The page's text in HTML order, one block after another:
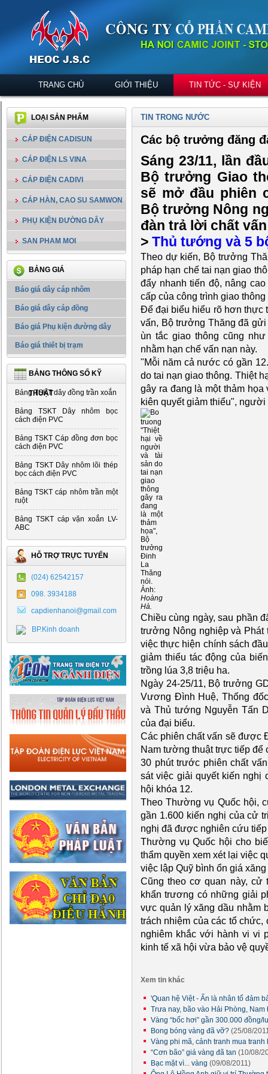
TRANG CHỦ GIỚI THIỆU TIN TỨC - SỰ KIỆN
LOẠI SẢN PHẨM
CÁP ĐIỆN CADISUN
CÁP ĐIỆN LS VINA
CÁP ĐIỆN CADIVI
CÁP HÀN, CAO SU SAMWON
PHỤ KIỆN ĐƯỜNG DÂY
SAN PHAM MOI
BẢNG GIÁ
Báo giá dây cáp nhôm
Báo giá dây cáp đồng
Báo giá Phụ kiện đường dây
Báo giá thiết bị trạm
BẢNG THÔNG SỐ KỸ
THUẬT
Bảng TSKT dây đồng trần xoắn
Bảng TSKT Dây nhôm bọc
cách điện PVC
Bảng TSKT Cáp đồng đơn bọc
cách điện PVC
Bảng TSKT Dây nhôm lõi thép
bọc cách điện PVC
Bảng TSKT cáp nhôm trần một
ruột
Bảng TSKT cáp vặn xoắn LV-
ABC
HỖ TRỢ TRỰC TUYẾN
(024) 62542157
098. 3934188
capdienhanoi@gmail.com
BP.Kinh doanh
TIN TRONG NƯỚC
Các bộ trưởng đăng
Sáng 23/11, lần
Bộ trưởng Giao
sẽ mở đầu phiên
Bộ trưởng Nông
đàn trả lời chất
> Thủ tướng và 5
Theo dự kiến, Bộ trưởng
pháp hạn chế tai nạn giao
đẩy nhanh tiến độ, nâng
cấp của công trình giao
Để đại biểu hiểu rõ hơn thực
vấn, Bộ trưởng Thăng đã
ùn tắc giao thông cũng
nhằm hạn chế vấn nạn này.
"Mỗi năm cả nước có gần
do tai nạn giao thông. Thiệt
gây ra đang là một thảm
kiên quyết giảm thiểu",
"Thiệt
hại về
người
và tài
sản do
tai nạn
giao
thông
gây ra
đang
là một
thảm
họa",
Bộ
trưởng
Đinh
La
Thăng
nói.
Ảnh:
Hoàng
Hà.
Chiều cùng ngày, sau phần
trưởng Nông nghiệp và
việc thực hiện chính sách
giảm thiểu tác động của
trồng lúa 3,8 triệu ha.
Ngày 24-25/11, Bộ trưởng
Vương Đình Huệ, Thống
và Thủ tướng Nguyễn Tấn
của đại biểu.
Các phiên chất vấn sẽ được
Nam tường thuật trực tiếp để
30 phút trước phiên chất
sát việc giải quyết kiến nghị
hội khóa 12.
Theo Thường vụ Quốc hội,
gần 1.600 kiến nghị của cử
nghị đã được nghiên cứu
Thường vụ Quốc hội cho
thẩm quyền xem xét lại việc
việc lập Quỹ bình ổn giá
Cũng theo cơ quan này,
khẩn trương có những giải
vực quản lý xăng dầu nhằm
trách nhiệm của các tổ
nghiêm khắc với hành vi vi
kinh tế xã hội vừa bảo vệ
Xem tin khác
'Quan hệ Việt - Ấn là nhân tố đảm
Trưa nay, bão vào Hải Phòng,
Vàng “bốc hơi” gần 300.000 đồng/
Bong bóng vàng đã vỡ? (25/08/
Vàng phi mã, cảnh tranh mua
“Cơn bão” giá vàng đã tan (10/08/
Bạc mặt vì... vàng (09/08/2011)